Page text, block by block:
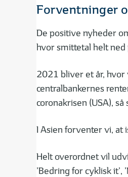
Forventninger
De positive nyheder
hvor smittetal helt ned
2021 bliver et år,
centralbankernes
coronakrisen (USA),
I Asien forventer vi, at
Helt overordnet vil
’Bedring for cyklisk